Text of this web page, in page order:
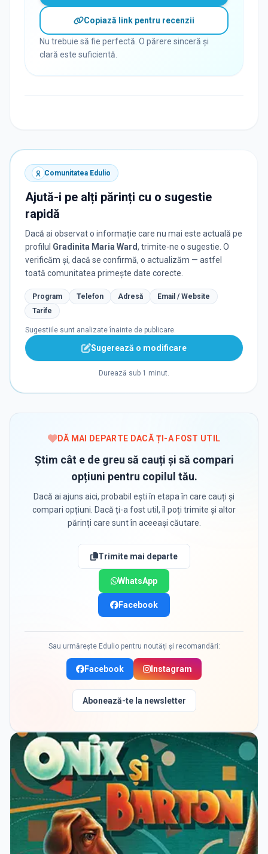
Copiază link pentru recenzii
Nu trebuie să fie perfectă. O părere sinceră și
clară este suficientă.
Comunitatea Edulio
Ajută-i pe alți părinți cu o sugestie
rapidă
Dacă ai observat o informație care nu mai este actuală pe
profilul Gradinita Maria Ward, trimite-ne o sugestie. O
verificăm și, dacă se confirmă, o actualizăm — astfel
toată comunitatea primește date corecte.
Program Telefon Adresă
Email / Website
Tarife
Sugestiile sunt analizate înainte de publicare.
Sugerează o modificare
Durează sub 1 minut.
DĂ MAI DEPARTE DACĂ ȚI-A FOST UTIL
Știm cât e de greu să cauți și să compari
opțiuni pentru copilul tău.
Dacă ai ajuns aici, probabil ești în etapa în care cauți și
compari opțiuni. Dacă ți-a fost util, îl poți trimite și altor
părinți care sunt în aceeași căutare.
Trimite mai departe
WhatsApp
Facebook
Sau urmărește Edulio pentru noutăți și recomandări:
Facebook Instagram
Abonează-te la newsletter